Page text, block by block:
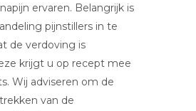
ervaren. Belangrijk is
pijnstillers in te
de verdoving is
krijgt u op recept mee
Wij adviseren om de
van de